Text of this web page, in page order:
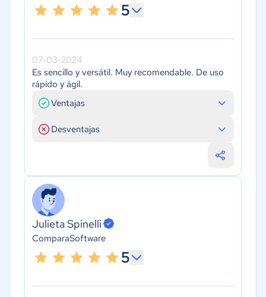
5
07-03-2024
Es sencillo y versátil. Muy recomendable. De uso
rápido y ágil.
Ventajas
Desventajas
Julieta Spinelli
ComparaSoftware
5